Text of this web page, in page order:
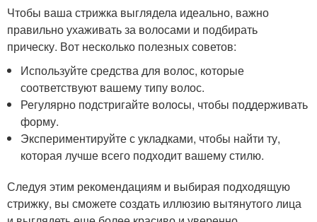
Чтобы ваша стрижка выглядела идеально, важно
правильно ухаживать за волосами и подбирать
прическу. Вот несколько полезных советов:
Используйте средства для волос, которые
соответствуют вашему типу волос.
Регулярно подстригайте волосы, чтобы поддерживать
форму.
Экспериментируйте с укладками, чтобы найти ту,
которая лучше всего подходит вашему стилю.
Следуя этим рекомендациям и выбирая подходящую
стрижку, вы сможете создать иллюзию вытянутого лица